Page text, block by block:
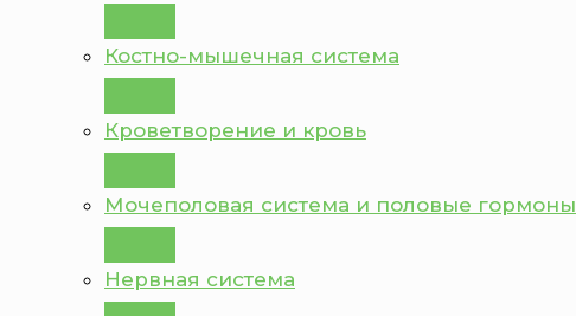
Костно-мышечная система
Кроветворение и кровь
Мочеполовая система и половые гормоны
Нервная система